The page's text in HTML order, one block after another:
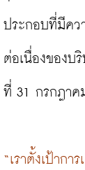
ประกอบที่มีคว
ต่อเนื่องของ
ที่ 31 กรกฎาค
“เราตั้งเป้าก